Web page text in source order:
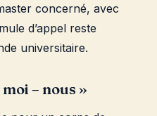
concerné, avec
d’appel reste
universitaire.
– nous »